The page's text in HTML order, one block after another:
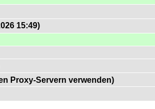
15:49)
Proxy-Servern verwenden)